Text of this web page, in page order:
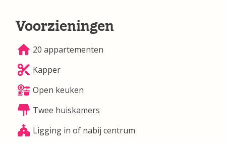
Voorzieningen
20 appartementen
Kapper
Open keuken
Twee huiskamers
Ligging in of nabij centrum